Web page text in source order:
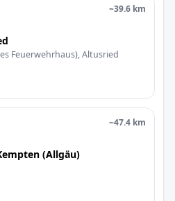
~39.6 km
Feuerwehrhaus), Altusried
~47.4 km
(Allgäu)